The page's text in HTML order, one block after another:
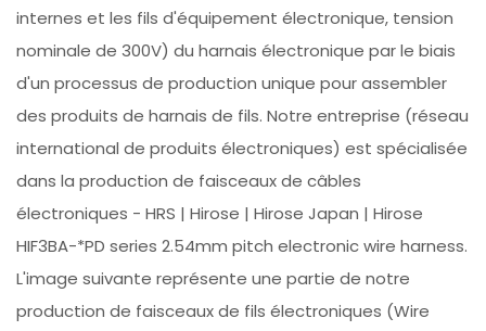
internes et les fils d'équipement électronique, tension
nominale de 300V) du harnais électronique par le biais
d'un processus de production unique pour assembler
des produits de harnais de fils. Notre entreprise (réseau
international de produits électroniques) est spécialisée
dans la production de faisceaux de câbles
électroniques - HRS | Hirose | Hirose Japan | Hirose
HIF3BA-*PD series 2.54mm pitch electronic wire harness.
L'image suivante représente une partie de notre
production de faisceaux de fils électroniques (Wire